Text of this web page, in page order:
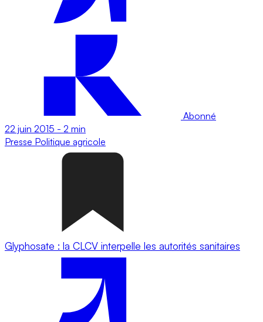
Abonné
22 juin 2015 - 2 min
Presse Politique agricole
Glyphosate : la CLCV interpelle les autorités sanitaires